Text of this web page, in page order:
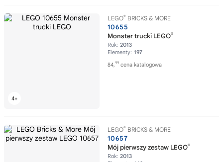
LEGO® BRICKS & MORE
10655
Monster trucki LEGO®
Rok: 2013
Elementy: 197
84,99 cena katalogowa
LEGO® BRICKS & MORE
10657
Mój pierwszy zestaw LEGO®
Rok: 2013